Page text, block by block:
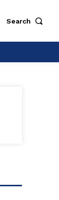
Search